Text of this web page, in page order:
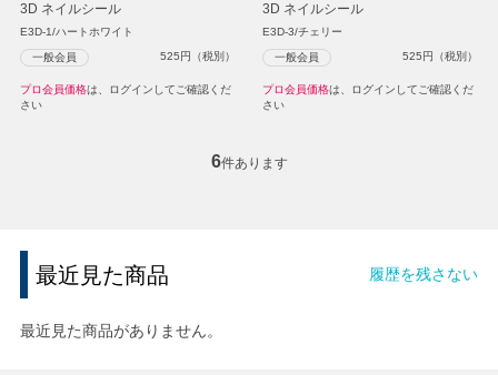
3D ネイルシール
E3D-1/ハートホワイト
一般会員 525円（税別）
プロ会員価格は、ログインしてご確認くだ
さい
3D ネイルシール
E3D-3/チェリー
一般会員 525円（税別）
プロ会員価格は、ログインしてご確認くだ
さい
6件あります
最近見た商品 履歴を残さない
最近見た商品がありません。